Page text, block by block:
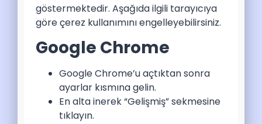
göstermektedir. Aşağıda ilgili tarayıcıya
göre çerez kullanımını engelleyebilirsiniz.
Google Chrome
Google Chrome’u açtıktan sonra
ayarlar kısmına gelin.
En alta inerek “Gelişmiş” sekmesine
tıklayın.